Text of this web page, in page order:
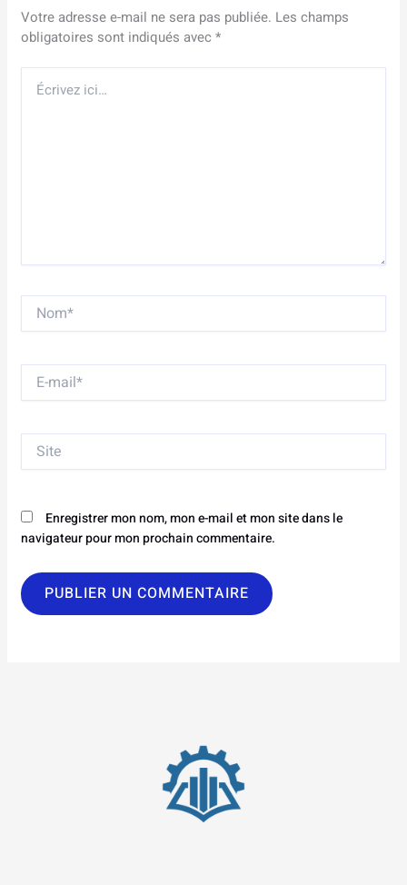
Votre adresse e-mail ne sera pas publiée. Les champs
obligatoires sont indiqués avec*
ici…
Nom*
E-
mail*
Site
Enregistrer mon nom, mon e-mail et mon site dans le
navigateur pour mon prochain commentaire.